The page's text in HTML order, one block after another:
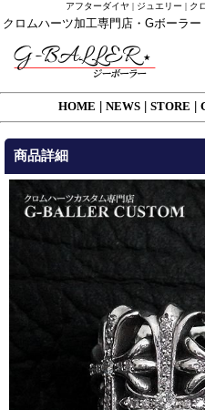
アフターダイヤ | ジュエリー | ク
クロムハーツ加工専門店・Gボーラ
HOME NEWS STORE
商品詳細